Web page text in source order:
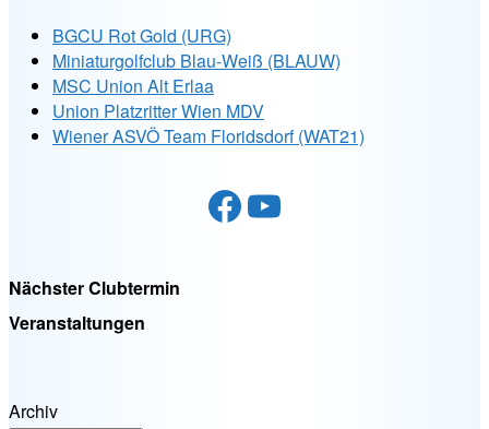
BGCU Rot Gold (URG)
Miniaturgolfclub Blau-Weiß (BLAUW)
MSC Union Alt Erlaa
Union Platzritter Wien MDV
Wiener ASVÖ Team Floridsdorf (WAT21)
Facebook
YouTube
Nächster Clubtermin
Veranstaltungen
Archiv